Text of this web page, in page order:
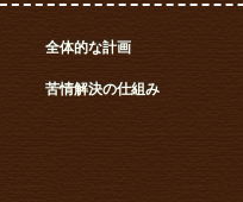
全体的な計画
苦情解決の仕組み